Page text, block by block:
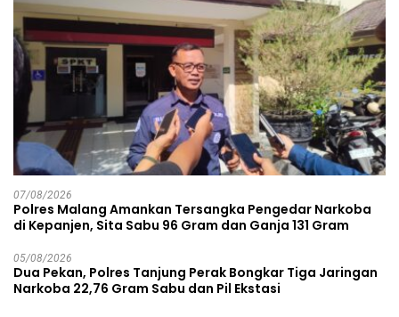
07/08/2026
Polres Malang Amankan Tersangka Pengedar Narkoba
di Kepanjen, Sita Sabu 96 Gram dan Ganja 131 Gram
05/08/2026
Dua Pekan, Polres Tanjung Perak Bongkar Tiga Jaringan
Narkoba 22,76 Gram Sabu dan Pil Ekstasi